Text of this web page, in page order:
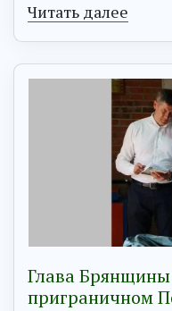
Читать далее
Глава
приграничном